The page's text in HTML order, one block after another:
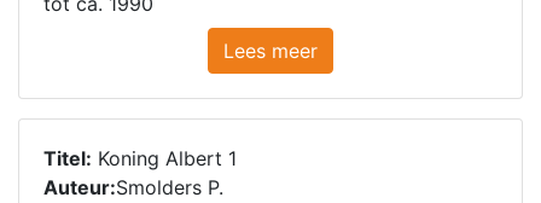
Lees meer
Titel: Koning Albert 1
Auteur:Smolders P.